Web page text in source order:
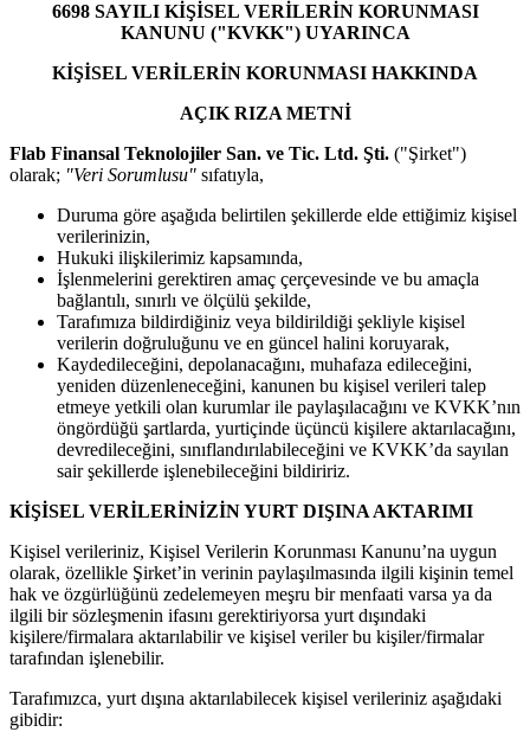
6698 SAYILI KİŞİSEL VERİLERİN KORUNMASI
KANUNU ("KVKK") UYARINCA
KİŞİSEL VERİLERİN KORUNMASI HAKKINDA
AÇIK RIZA METNİ
Flab Finansal Teknolojiler San. ve Tic. Ltd. Şti. ("Şirket")
olarak; "Veri Sorumlusu" sıfatıyla,
Duruma göre aşağıda belirtilen şekillerde elde ettiğimiz kişisel
verilerinizin,
Hukuki ilişkilerimiz kapsamında,
İşlenmelerini gerektiren amaç çerçevesinde ve bu amaçla
bağlantılı, sınırlı ve ölçülü şekilde,
Tarafımıza bildirdiğiniz veya bildirildiği şekliyle kişisel
verilerin doğruluğunu ve en güncel halini koruyarak,
Kaydedileceğini, depolanacağını, muhafaza edileceğini,
yeniden düzenleneceğini, kanunen bu kişisel verileri talep
etmeye yetkili olan kurumlar ile paylaşılacağını ve KVKK’nın
öngördüğü şartlarda, yurtiçinde üçüncü kişilere aktarılacağını,
devredileceğini, sınıflandırılabileceğini ve KVKK’da sayılan
sair şekillerde işlenebileceğini bildiririz.
KİŞİSEL VERİLERİNİZİN YURT DIŞINA AKTARIMI
Kişisel verileriniz, Kişisel Verilerin Korunması Kanunu’na uygun
olarak, özellikle Şirket’in verinin paylaşılmasında ilgili kişinin temel
hak ve özgürlüğünü zedelemeyen meşru bir menfaati varsa ya da
ilgili bir sözleşmenin ifasını gerektiriyorsa yurt dışındaki
kişilere/firmalara aktarılabilir ve kişisel veriler bu kişiler/firmalar
tarafından işlenebilir.
Tarafımızca, yurt dışına aktarılabilecek kişisel verileriniz aşağıdaki
gibidir: